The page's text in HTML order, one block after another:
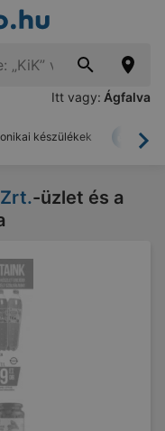
Itt vagy: Ágfalva
készülékek
-üzlet és a